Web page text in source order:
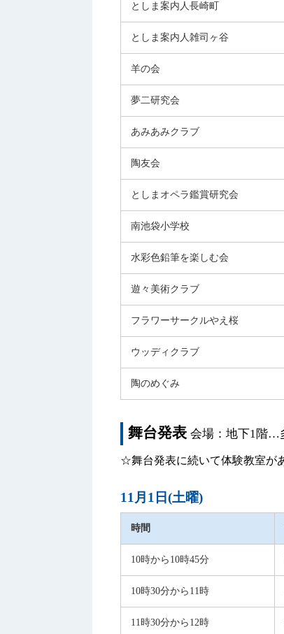
としま案内人長崎町
としま案内人雑司ヶ谷
羊の会
夢二研究会
あみあみクラブ
陶友会
としまオペラ鑑賞研究会
南池袋小学校
水彩色鉛筆を楽しむ会
遊々美術クラブ
フラワーサークルやえ桜
ウッディクラブ
陶のめぐみ
舞台発表 会場：地下1階…
☆舞台発表に続いて体験教室が
11月1日(土曜)
時間
10時から10時45分
10時30分から11時
11時30分から12時